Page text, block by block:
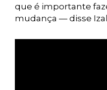
que é importante
mudança — disse